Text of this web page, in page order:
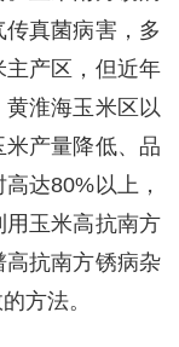
真菌病害，多
产区，但近年
淮海玉米区以
产量降低、品
达80%以上，
玉米高抗南方
抗南方锈病杂
方法。